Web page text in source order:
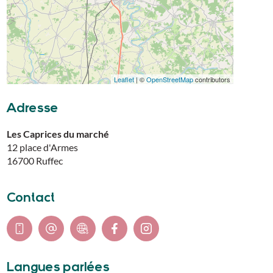
Leaflet| ©OpenStreetMapcontributors
Adresse
Les Caprices du marché
12 place d'Armes
16700 Ruffec
Contact
Langues parlées